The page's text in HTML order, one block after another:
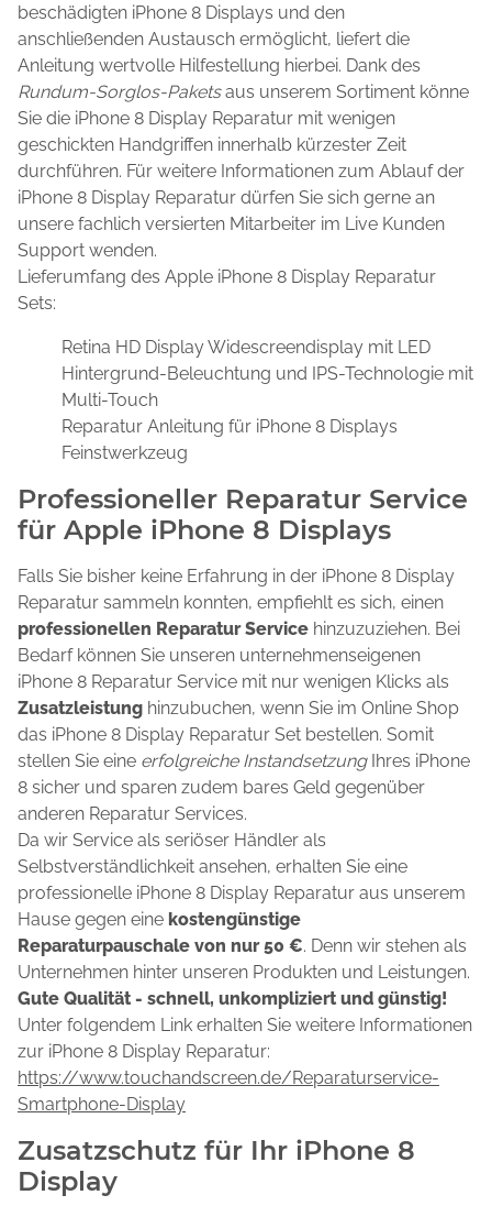
beschädigten iPhone 8 Displays und den
anschließenden Austausch ermöglicht, liefert die
Anleitung wertvolle Hilfestellung hierbei. Dank des
Rundum-Sorglos-Paketsaus unserem Sortiment könne
Sie die iPhone 8 Display Reparatur mit wenigen
geschickten Handgriffen innerhalb kürzester Zeit
durchführen. Für weitere Informationen zum Ablauf der
iPhone 8 Display Reparatur dürfen Sie sich gerne an
unsere fachlich versierten Mitarbeiter im Live Kunden
Support wenden.
Lieferumfang des Apple iPhone 8 Display Reparatur
Sets:
Retina HD Display Widescreendisplay mit LED
Hintergrund-Beleuchtung und IPS-Technologie mit
Multi-Touch
Reparatur Anleitung für iPhone 8 Displays
Feinstwerkzeug
Professioneller Reparatur Service
für Apple iPhone 8 Displays
Falls Sie bisher keine Erfahrung in der iPhone 8 Display
Reparatur sammeln konnten, empfiehlt es sich, einen
professionellen Reparatur Service hinzuzuziehen. Bei
Bedarf können Sie unseren unternehmenseigenen
iPhone 8 Reparatur Service mit nur wenigen Klicks als
Zusatzleistung hinzubuchen, wenn Sie im Online Shop
das iPhone 8 Display Reparatur Set bestellen. Somit
stellen Sie eine erfolgreiche InstandsetzungIhres iPhone
8 sicher und sparen zudem bares Geld gegenüber
anderen Reparatur Services.
Da wir Service als seriöser Händler als
Selbstverständlichkeit ansehen, erhalten Sie eine
professionelle iPhone 8 Display Reparatur aus unserem
Hause gegen eine kostengünstige
Reparaturpauschale von nur 50 €. Denn wir stehen als
Unternehmen hinter unseren Produkten und Leistungen.
Gute Qualität - schnell, unkompliziert und günstig!
Unter folgendem Link erhalten Sie weitere Informationen
zur iPhone 8 Display Reparatur:
https://www.touchandscreen.de/Reparaturservice-
Smartphone-Display
Zusatzschutz für Ihr iPhone 8
Display